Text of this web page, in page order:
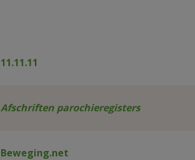
11.11.11
Afschriften parochieregisters
Beweging.net